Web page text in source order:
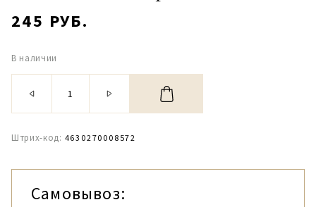
245 РУБ.
В наличии
Штрих-код: 4630270008572
Самовывоз: